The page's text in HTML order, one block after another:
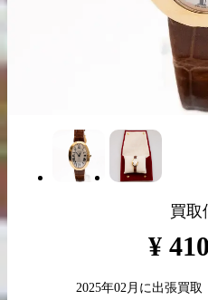
買取
¥
2025年02月 に出張買取